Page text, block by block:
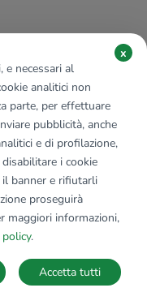
RICERCA
e necessari al
analitici non
parte, per effettuare
pubblicità, anche
e di profilazione,
i cookie
il banner e rifiutarli
proseguirà
maggiori informazioni,
.
x
Accetta tutti